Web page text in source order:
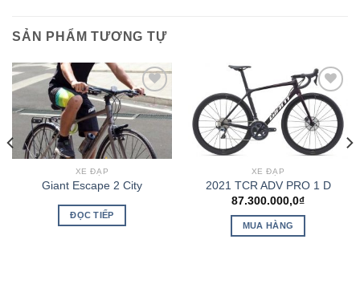
SẢN PHẨM TƯƠNG TỰ
Add to
wishlist
XE ĐẠP
Giant Escape 2 City
ĐỌC TIẾP
Add to
wishlist
XE ĐẠP
2021 TCR ADV PRO 1 D
87.300.000,0₫
MUA HÀNG